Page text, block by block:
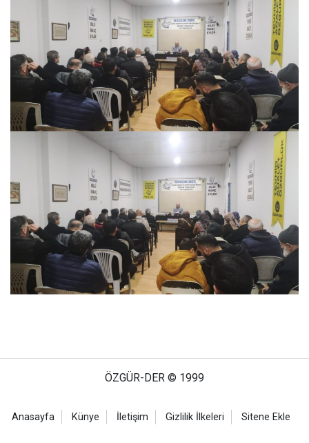
ÖZGÜR-DER © 1999
Anasayfa Künye İletişim Gizlilik İlkeleri Sitene Ekle